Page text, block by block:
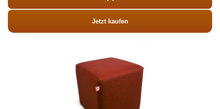
Jetzt kaufen